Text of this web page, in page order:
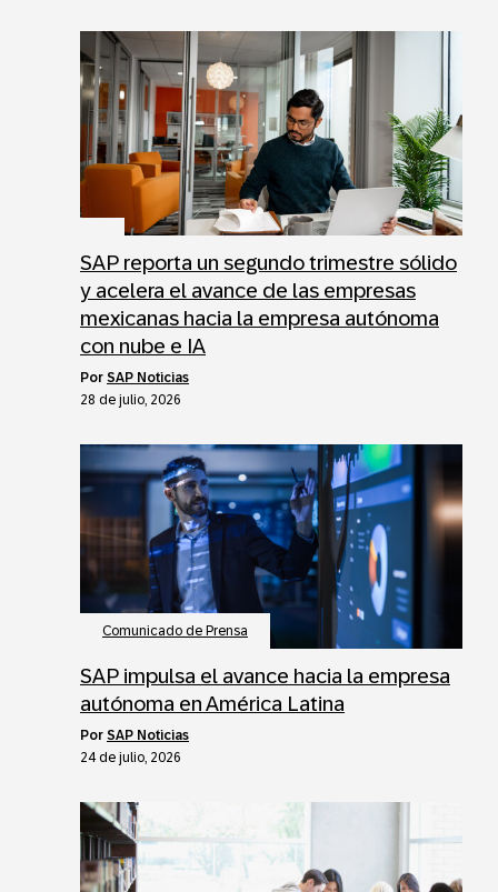
SAP reporta un segundo trimestre sólido
y acelera el avance de las empresas
mexicanas hacia la empresa autónoma
con nube e IA
por SAP Noticias
28 de julio, 2026
Comunicado de Prensa
SAP impulsa el avance hacia la empresa
autónoma en América Latina
por SAP Noticias
24 de julio, 2026